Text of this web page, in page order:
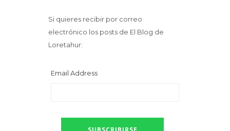
Si quieres recibir por correo
electrónico los posts de El Blog de
Loretahur:
Email Address